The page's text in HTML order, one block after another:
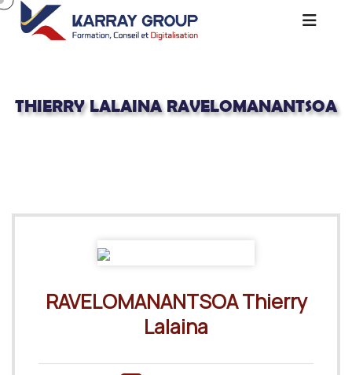
THIERRY LALAINA RAVELOMANANTSOA
RAVELOMANANTSOA Thierry
Lalaina